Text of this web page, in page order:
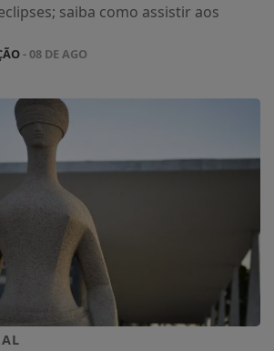
saiba como assistir aos
- 08 DE AGO